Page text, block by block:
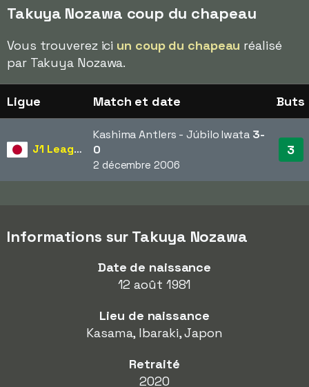
Takuya Nozawa coup du chapeau
Vous trouverez ici un coup du chapeau réalisé
par Takuya Nozawa.
Ligue Match et date Buts
J1 League
Kashima Antlers - Júbilo Iwata 3-
0
2 décembre 2006
3
Informations sur Takuya Nozawa
Date de naissance
12 août 1981
Lieu de naissance
Kasama, Ibaraki, Japon
Retraité
2020